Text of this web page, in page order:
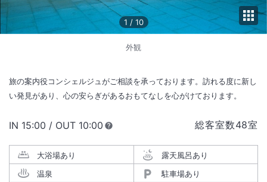
1 / 10
外観
旅の案内役コンシェルジュがご相談を承っております。訪れる度に新し
い発見があり、心の安らぎがあるおもてなしを心がけております。
総客室数48室
IN チェックイン
15:00 / OUT チェックアウト
10:00
大浴場あり
露天風呂あり
温泉
駐車場あり